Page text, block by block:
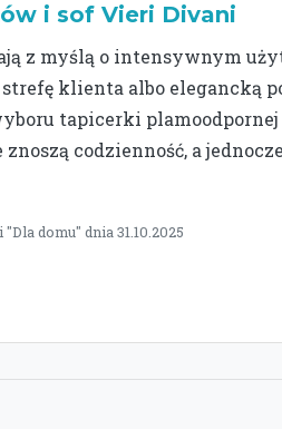
i sof Vieri Divani
z myślą o intensywnym
klienta albo elegancką
tapicerki
znoszą codzienność, a
domu" dnia 31.10.2025